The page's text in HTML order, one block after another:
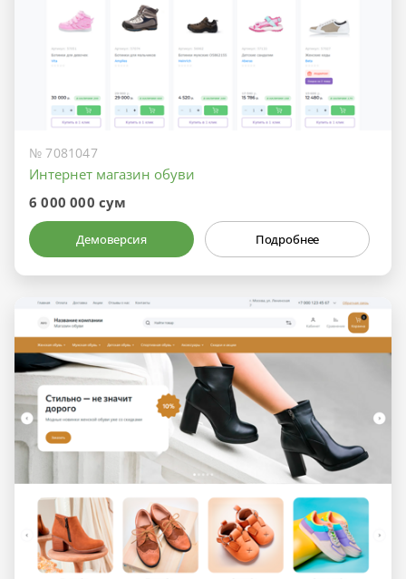
№ 7081047
Интернет магазин обуви
6 000 000 сум
Демоверсия Подробнее